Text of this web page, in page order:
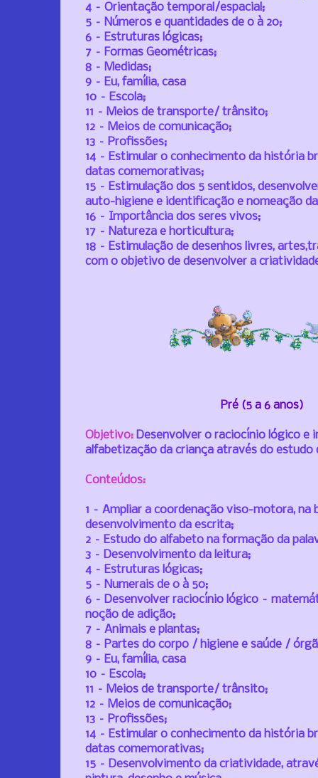
4 – Orientação temporal/espacial;
5 – Números e quantidades de 0 à 20;
6 – Estruturas lógicas;
7 – Formas Geométricas;
8 – Medidas;
9 – Eu, família, casa
10 – Escola;
11 – Meios de transporte/ trânsito;
12 – Meios de comunicação;
13 – Profissões;
14 – Estimular o conhecimento da história
datas comemorativas;
15 – Estimulação dos 5 sentidos,
auto-higiene e identificação e nomeação
16 – Importância dos seres vivos;
17 – Natureza e horticultura;
18 – Estimulação de desenhos livres, artes,t
com o objetivo de desenvolver a
Pré (5 a 6 anos)
Objetivo: Desenvolver o raciocínio lógico e
alfabetização da criança através do estudo
Conteúdos:
1 – Ampliar a coordenação viso-motora, na
desenvolvimento da escrita;
2 – Estudo do alfabeto na formação da
3 – Desenvolvimento da leitura;
4 – Estruturas lógicas;
5 – Numerais de 0 à 50;
6 – Desenvolver raciocínio lógico –
noção de adição;
7 – Animais e plantas;
8 – Partes do corpo / higiene e saúde /
9 – Eu, família, casa
10 – Escola;
11 – Meios de transporte/ trânsito;
12 – Meios de comunicação;
13 – Profissões;
14 – Estimular o conhecimento da história
datas comemorativas;
15 – Desenvolvimento da criatividade, at